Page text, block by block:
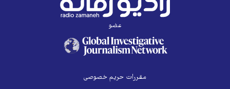
عضو
مقررات حریم خصوصی